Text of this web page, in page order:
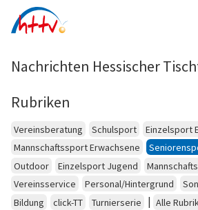
Inhalt
Nachrichten Hessischer
Rubriken
Vereinsberatung Schulsport
Einzelsport
Mannschaftssport Erwachsene
Outdoor
Einzelsport Jugend
Vereinsservice
Personal/Hintergrund
Bildung
click-TT Turnierserie | Alle